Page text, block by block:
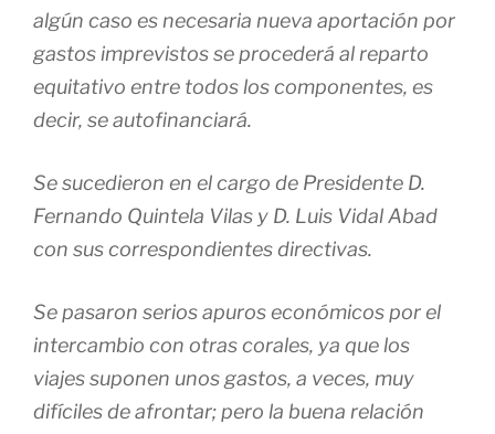
algún caso es necesaria nueva aportación por
gastos imprevistos se procederá al reparto
equitativo entre todos los componentes, es
decir, se autofinanciará.
Se sucedieron en el cargo de Presidente D.
Fernando Quintela Vilas y D. Luis Vidal Abad
con sus correspondientes directivas.
Se pasaron serios apuros económicos por el
intercambio con otras corales, ya que los
viajes suponen unos gastos, a veces, muy
difíciles de afrontar; pero la buena relación